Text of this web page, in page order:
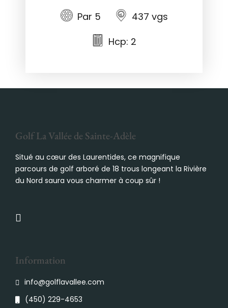
Par 5
437 vgs
Hcp: 2
Golf La Vallée de Sainte-Adèle
Situé au cœur des Laurentides, ce magnifique
parcours de golf arboré de 18 trous longeant la Rivière
du Nord saura vous charmer à coup sûr !
Information
info@golflavallee.com
(450) 229-4653